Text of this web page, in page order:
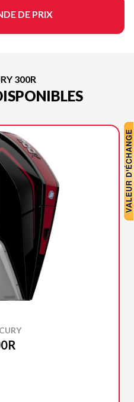
DE PRIX
300R